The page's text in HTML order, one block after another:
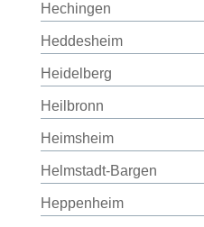
Hechingen
Heddesheim
Heidelberg
Heilbronn
Heimsheim
Helmstadt-Bargen
Heppenheim